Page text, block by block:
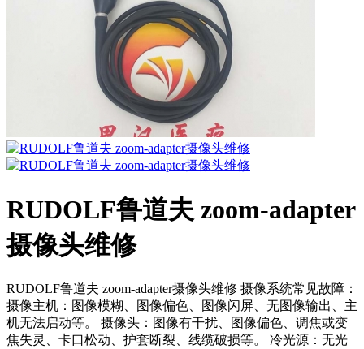
RUDOLF鲁道夫 zoom-adapter
摄像头维修
RUDOLF鲁道夫 zoom-adapter摄像头维修 摄像系统常见故障：
摄像主机：图像模糊、图像偏色、图像闪屏、无图像输出、主
机无法启动等。 摄像头：图像有干扰、图像偏色、调焦或变
焦失灵、卡口松动、护套断裂、线缆破损等。 冷光源：无光